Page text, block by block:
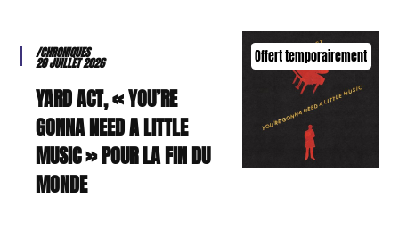
Offert temporairement
/CHRONIQUES
20 JUILLET 2026
YARD ACT, « YOU’RE
GONNA NEED A LITTLE
MUSIC » POUR LA FIN DU
MONDE